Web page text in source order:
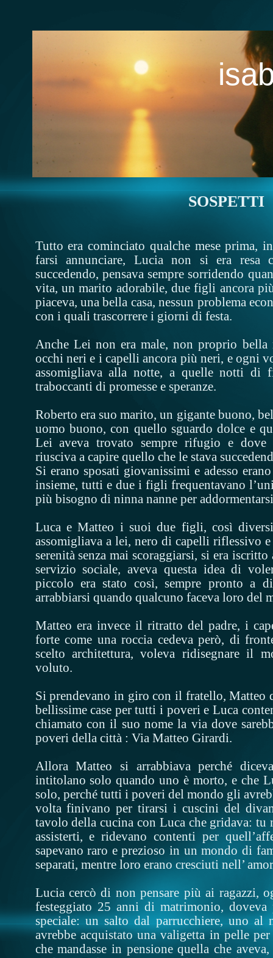
SOSPETTI
Tutto era cominciato qualche mese prima,
farsi annunciare, Lucia non si era resa
succedendo, pensava sempre sorridendo
vita, un marito adorabile, due figli ancora
piaceva, una bella casa, nessun problema
con i quali trascorrere i giorni di festa.
Anche Lei non era male, non proprio bella
occhi neri e i capelli ancora più neri, e ogni
assomigliava alla notte, a quelle notti di
traboccanti di promesse e speranze.
Roberto era suo marito, un gigante buono,
uomo buono, con quello sguardo dolce e
Lei aveva trovato sempre rifugio e dove
riusciva a capire quello che le stava
Si erano sposati giovanissimi e adesso
insieme, tutti e due i figli frequentavano
più bisogno di ninna nanne per
Luca e Matteo i suoi due figli, così
assomigliava a lei, nero di capelli riflessivo
serenità senza mai scoraggiarsi, si era
servizio sociale, aveva questa idea di
piccolo era stato così, sempre pronto a
arrabbiarsi quando qualcuno faceva loro del
Matteo era invece il ritratto del padre, i
forte come una roccia cedeva però, di
scelto architettura, voleva ridisegnare il
voluto.
Si prendevano in giro con il fratello, Matteo
bellissime case per tutti i poveri e Luca
chiamato con il suo nome la via dove
poveri della città : Via Matteo Girardi.
Allora Matteo si arrabbiava perché
intitolano solo quando uno è morto, e che
solo, perché tutti i poveri del mondo gli
volta finivano per tirarsi i cuscini del
tavolo della cucina con Luca che gridava:
assisterti, e ridevano contenti per
sapevano raro e prezioso in un mondo di
separati, mentre loro erano cresciuti nell’
Lucia cercò di non pensare più ai ragazzi,
festeggiato 25 anni di matrimonio, doveva
speciale: un salto dal parrucchiere, uno al
avrebbe acquistato una valigetta in pelle
che mandasse in pensione quella che